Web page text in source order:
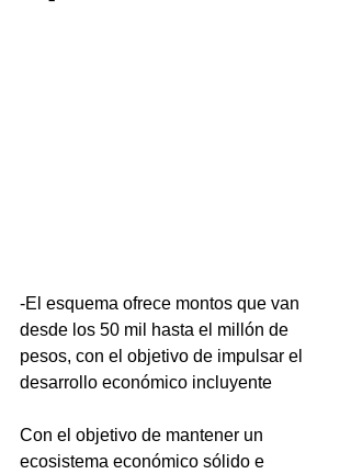
-El esquema ofrece montos que van
desde los 50 mil hasta el millón de
pesos, con el objetivo de impulsar el
desarrollo económico incluyente
Con el objetivo de mantener un
ecosistema económico sólido e